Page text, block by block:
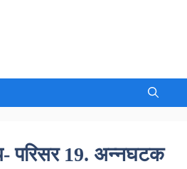
परिसर 19. अन्नघटक